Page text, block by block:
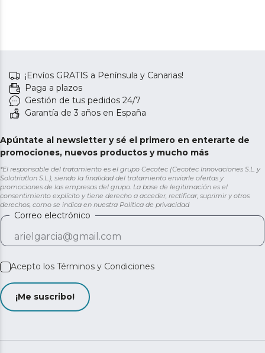
¡Envíos GRATIS a Península y Canarias!
Paga a plazos
Gestión de tus pedidos 24/7
Garantía de 3 años en España
Apúntate al newsletter y sé el primero en enterarte de
promociones, nuevos productos y mucho más
*El responsable del tratamiento es el grupo Cecotec (Cecotec Innovaciones S.L. y
Solotriatlon S.L.), siendo la finalidad del tratamiento enviarle ofertas y
promociones de las empresas del grupo. La base de legitimación es el
consentimiento explícito y tiene derecho a acceder, rectificar, suprimir y otros
derechos, como se indica en nuestra Política de privacidad
Correo electrónico
Acepto los Términos y Condiciones
¡Me suscribo!